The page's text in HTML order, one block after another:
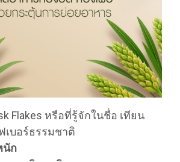
Flakes หรือที่รู้จักในชื่อ เทียน
เบอร์ธรรมชาติ
นัก